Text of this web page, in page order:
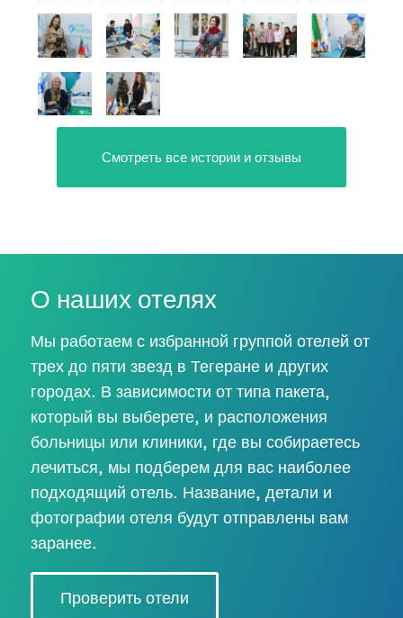
Смотреть все истории и отзывы
О наших отелях
Мы работаем с избранной группой отелей от
трех до пяти звезд в Тегеране и других
городах. В зависимости от типа пакета,
который вы выберете, и расположения
больницы или клиники, где вы собираетесь
лечиться, мы подберем для вас наиболее
подходящий отель. Название, детали и
фотографии отеля будут отправлены вам
заранее.
Проверить отели